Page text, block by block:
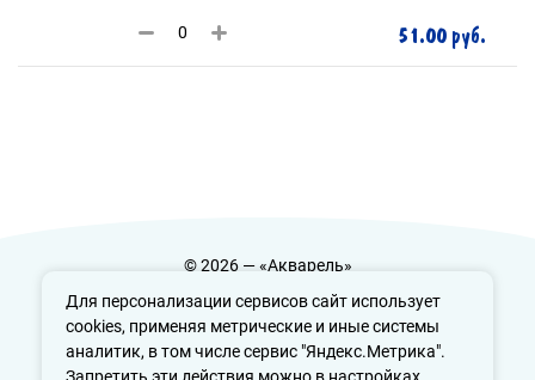
Для персонализации сервисов сайт использует
cookies, применяя метрические и иные системы
аналитик, в том числе сервис "Яндекс.Метрика".
51.00 руб.
© 2026 — «Акварель»
Политика конфиденциальности